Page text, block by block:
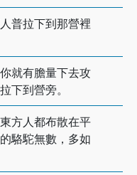
普拉下到那營裡
就有膽量下去攻
下到營旁。
方人都布散在平
駱駝無數，多如